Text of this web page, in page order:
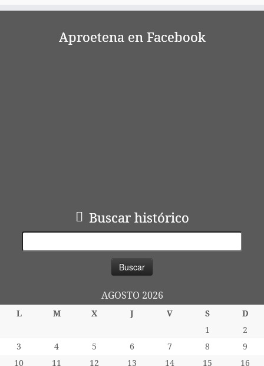
r
Aproetena en Facebook
Buscar histórico
Buscar:
AGOSTO 2026
L M X J V S
D
1
2
3
4 5 6 7 8
9
10
11 12 13 14 15
16